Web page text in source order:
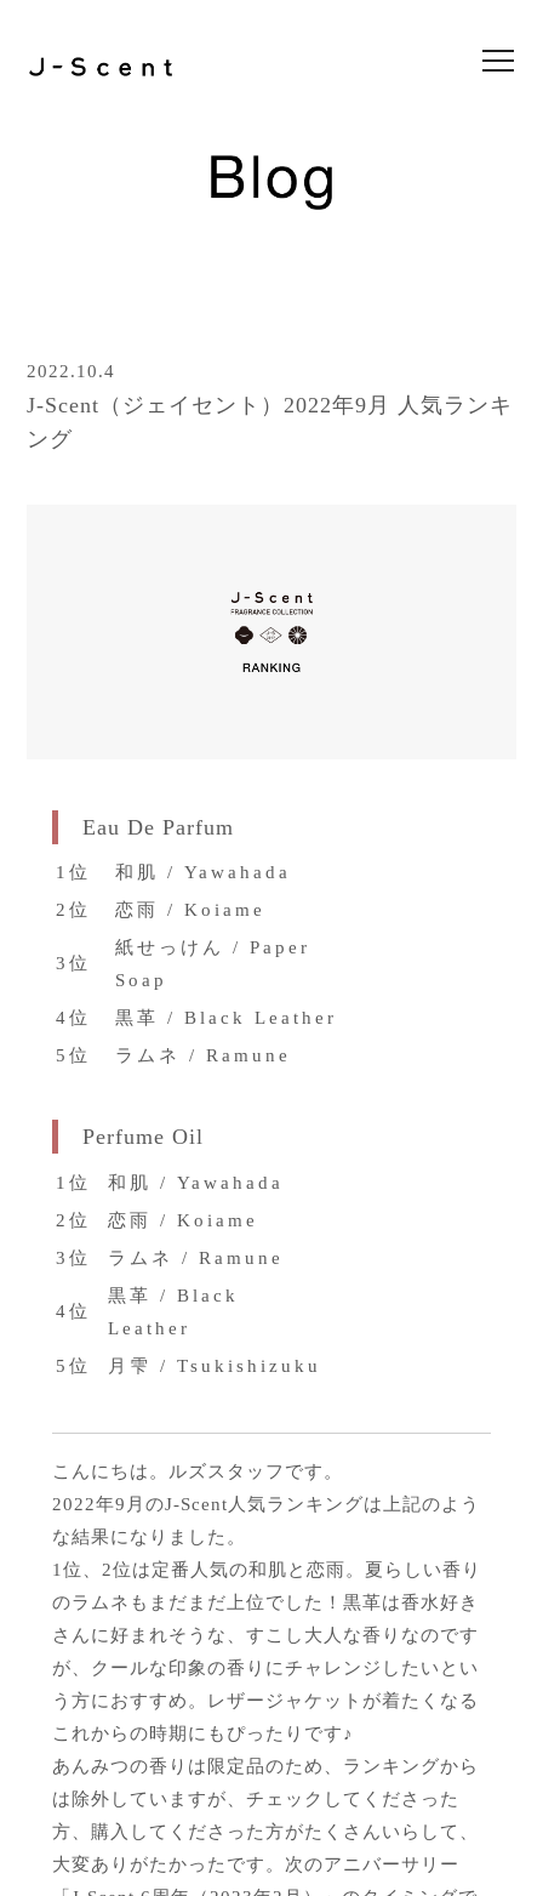
Store List
2022.10.4
J-Scent（ジェイセント）2022年9月 人気ランキ
ング
Eau De Parfum
1位
和肌 / Yawahada
2位
恋雨 / Koiame
3位
紙せっけん / Paper
Soap
4位
黒革 / Black Leather
5位
ラムネ / Ramune
Perfume Oil
1位
和肌 / Yawahada
2位
恋雨 / Koiame
3位
ラムネ / Ramune
4位
黒革 / Black
Leather
5位
月雫 / Tsukishizuku
こんにちは。ルズスタッフです。
2022年9月のJ-Scent人気ランキングは上記のよう
な結果になりました。
1位、2位は定番人気の和肌と恋雨。夏らしい香り
のラムネもまだまだ上位でした！黒革は香水好き
さんに好まれそうな、すこし大人な香りなのです
が、クールな印象の香りにチャレンジしたいとい
う方におすすめ。レザージャケットが着たくなる
これからの時期にもぴったりです♪
あんみつの香りは限定品のため、ランキングから
は除外していますが、チェックしてくださった
方、購入してくださった方がたくさんいらして、
大変ありがたかったです。次のアニバーサリー